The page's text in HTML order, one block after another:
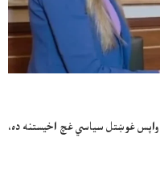
واپس غوښتل سیاسي غچ اخیستنه ده،